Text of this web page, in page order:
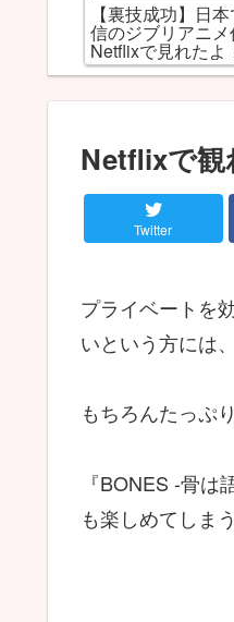
【裏技成功】日
信のジブリアニ
Netflixで見れたよ
Netflixで観
Twitter
プライベートを
いという方には
もちろんたっぷ
『BONES -骨
も楽しめてしま